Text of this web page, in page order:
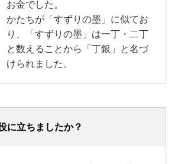
お金でした。
かたちが「すずりの墨」に似てお
り、「すずりの墨」は一丁・二丁
と数えることから「丁銀」と名づ
けられました。
に立ちましたか？